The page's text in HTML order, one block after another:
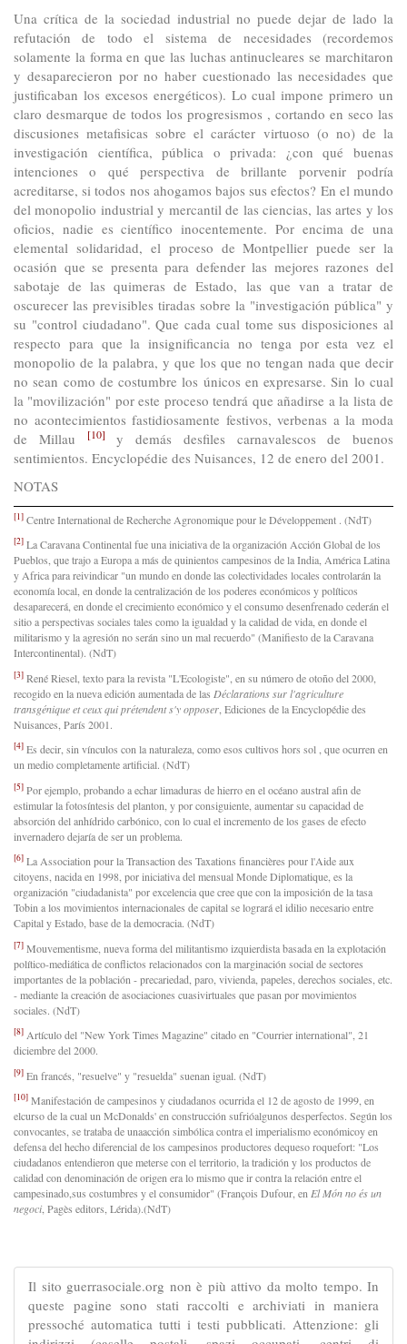
Una crítica de la sociedad industrial no puede dejar de lado la
refutación de todo el sistema de necesidades (recordemos
solamente la forma en que las luchas antinucleares se marchitaron
y desaparecieron por no haber cuestionado las necesidades que
justificaban los excesos energéticos). Lo cual impone primero un
claro desmarque de todos los progresismos , cortando en seco las
discusiones metafisicas sobre el carácter virtuoso (o no) de la
investigación científica, pública o privada: ¿con qué buenas
intenciones o qué perspectiva de brillante porvenir podría
acreditarse, si todos nos ahogamos bajos sus efectos? En el mundo
del monopolio industrial y mercantil de las ciencias, las artes y los
oficios, nadie es científico inocentemente. Por encima de una
elemental solidaridad, el proceso de Montpellier puede ser la
ocasión que se presenta para defender las mejores razones del
sabotaje de las quimeras de Estado, las que van a tratar de
oscurecer las previsibles tiradas sobre la "investigación pública" y
su "control ciudadano". Que cada cual tome sus disposiciones al
respecto para que la insignificancia no tenga por esta vez el
monopolio de la palabra, y que los que no tengan nada que decir
no sean como de costumbre los únicos en expresarse. Sin lo cual
la "movilización" por este proceso tendrá que añadirse a la lista de
no acontecimientos fastidiosamente festivos, verbenas a la moda
de Millau
[10]
y demás desfiles carnavalescos de buenos
sentimientos. Encyclopédie des Nuisances, 12 de enero del 2001.
NOTAS
[1] Centre International de Recherche Agronomique pour le Développement . (NdT)
[2] La Caravana Continental fue una iniciativa de la organización Acción Global de los
Pueblos, que trajo a Europa a más de quinientos campesinos de la India, América Latina
y Africa para reivindicar "un mundo en donde las colectividades locales controlarán la
economía local, en donde la centralización de los poderes económicos y políticos
desaparecerá, en donde el crecimiento económico y el consumo desenfrenado cederán el
sitio a perspectivas sociales tales como la igualdad y la calidad de vida, en donde el
militarismo y la agresión no serán sino un mal recuerdo" (Manifiesto de la Caravana
Intercontinental). (NdT)
[3] René Riesel, texto para la revista "L'Ecologiste", en su número de otoño del 2000,
recogido en la nueva edición aumentada de las Déclarations sur l'agriculture
transgénique et ceux qui prétendent s'y opposer , Ediciones de la Encyclopédie des
Nuisances, París 2001.
[4] Es decir, sin vínculos con la naturaleza, como esos cultivos hors sol , que ocurren en
un medio completamente artificial. (NdT)
[5] Por ejemplo, probando a echar limaduras de hierro en el océano austral afin de
estimular la fotosíntesis del planton, y por consiguiente, aumentar su capacidad de
absorción del anhídrido carbónico, con lo cual el incremento de los gases de efecto
invernadero dejaría de ser un problema.
[6] La Association pour la Transaction des Taxations financières pour l'Aide aux
citoyens, nacida en 1998, por iniciativa del mensual Monde Diplomatique, es la
organización "ciudadanista" por excelencia que cree que con la imposición de la tasa
Tobin a los movimientos internacionales de capital se logrará el idilio necesario entre
Capital y Estado, base de la democracia. (NdT)
[7] Mouvementisme, nueva forma del militantismo izquierdista basada en la explotación
político-mediática de conflictos relacionados con la marginación social de sectores
importantes de la población - precariedad, paro, vivienda, papeles, derechos sociales, etc.
- mediante la creación de asociaciones cuasivirtuales que pasan por movimientos
sociales. (NdT)
[8] Artículo del "New York Times Magazine" citado en "Courrier international", 21
diciembre del 2000.
[9] En francés, "resuelve" y "resuelda" suenan igual. (NdT)
[10] Manifestación de campesinos y ciudadanos ocurrida el 12 de agosto de 1999, en
elcurso de la cual un McDonalds' en construcción sufrióalgunos desperfectos. Según los
convocantes, se trataba de unaacción simbólica contra el imperialismo económicoy en
defensa del hecho diferencial de los campesinos productores dequeso roquefort: "Los
ciudadanos entendieron que meterse con el territorio, la tradición y los productos de
calidad con denominación de origen era lo mismo que ir contra la relación entre el
campesinado,sus costumbres y el consumidor" (François Dufour, en El Món no és un
negoci, Pagès editors, Lérida).(NdT)
Il sito guerrasociale.org non è più attivo da molto tempo. In
queste pagine sono stati raccolti e archiviati in maniera
pressoché automatica tutti i testi pubblicati. Attenzione: gli